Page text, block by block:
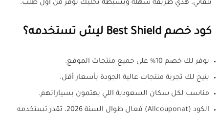
تلقائي. هذي طريقة سهلة وبسيطة تخليك توفر من أول طلب.
كود خصم Best Shield ليش تستخدمه؟
يوفر لك خصم 10% على جميع منتجات الموقع.
يتيح لك تجربة منتجات عالية الجودة بأسعار أقل.
مناسب لكل سكان السعودية اللي يهتمون بسياراتهم.
الكود (Allcouponat) فعال طوال السنة 2026، تقدر تستخدمه